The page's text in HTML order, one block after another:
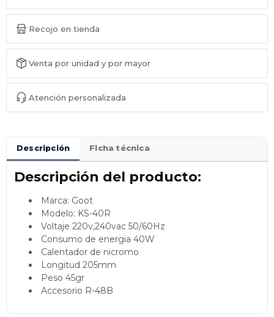
Recojo en tienda
Venta por unidad y por mayor
Atención personalizada
Descripción Ficha técnica
Descripción del producto:
Marca: Goot
Modelo: KS-40R
Voltaje 220v,240vac 50/60Hz
Consumo de energia 40W
Calentador de nicromo
Longitud 205mm
Peso 45gr
Accesorio R-48B